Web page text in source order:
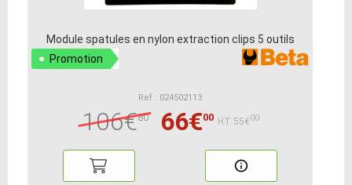
Module spatules en nylon extraction clips 5 outils
Promotion
Ref : 024502113
106€80 66€00 HT:55€00